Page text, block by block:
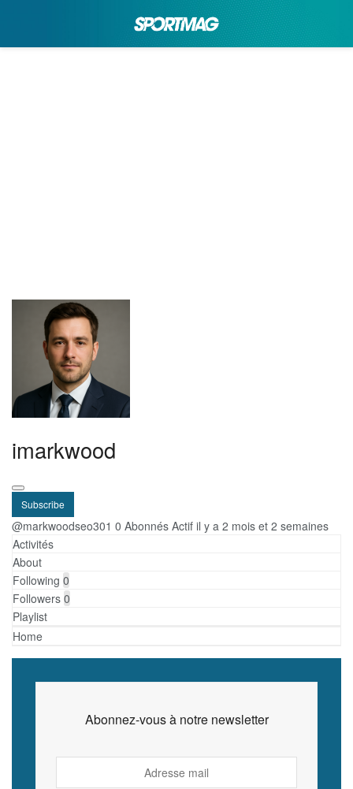
imarkwood
Subscribe
@markwoodseo301 0 Abonnés Actif il y a 2 mois et 2 semaines
Activités
About
Following 0
Followers 0
Playlist
Home
Abonnez-vous à notre newsletter